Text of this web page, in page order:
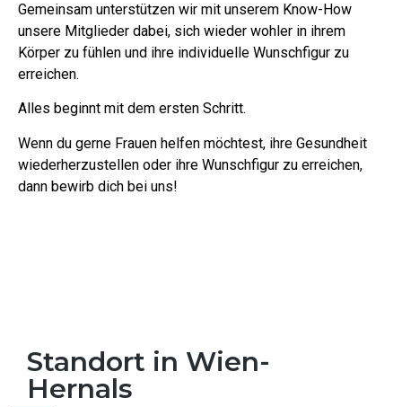
Gemeinsam unterstützen wir mit unserem Know-How
unsere Mitglieder dabei, sich wieder wohler in ihrem
Körper zu fühlen und ihre individuelle Wunschfigur zu
erreichen.
Alles beginnt mit dem ersten Schritt.
Wenn du gerne Frauen helfen möchtest, ihre Gesundheit
wiederherzustellen oder ihre Wunschfigur zu erreichen,
dann bewirb dich bei uns!
Standort in Wien-
Hernals